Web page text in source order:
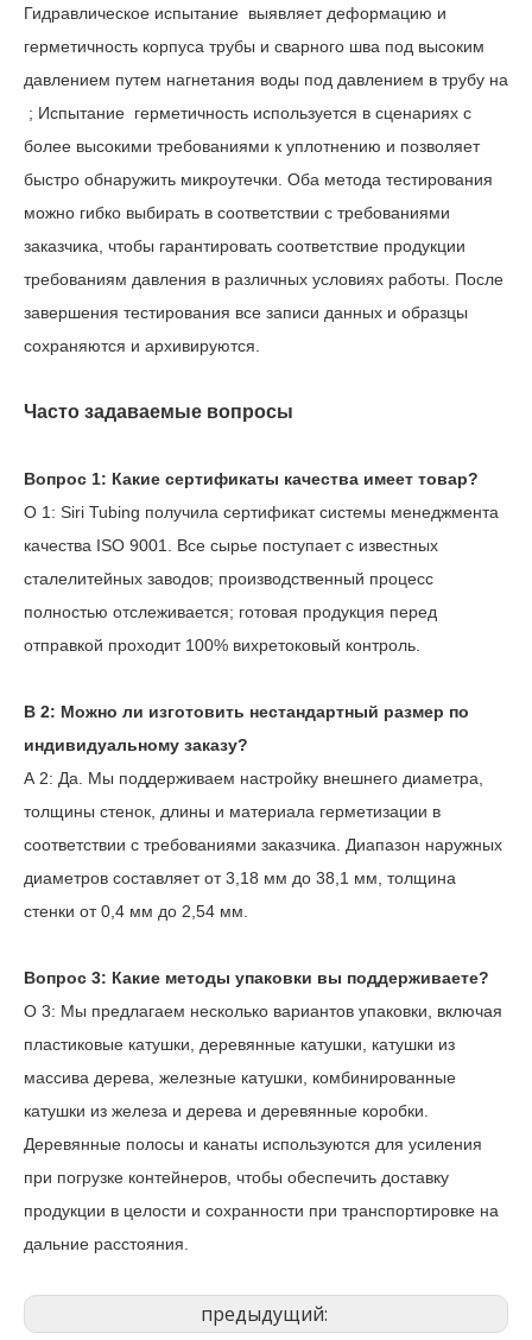
Гидравлическое испытание выявляет деформацию и
герметичность корпуса трубы и сварного шва под высоким
давлением путем нагнетания воды под давлением в трубу на
; Испытание герметичность используется в сценариях с
более высокими требованиями к уплотнению и позволяет
быстро обнаружить микроутечки. Оба метода тестирования
можно гибко выбирать в соответствии с требованиями
заказчика, чтобы гарантировать соответствие продукции
требованиям давления в различных условиях работы. После
завершения тестирования все записи данных и образцы
сохраняются и архивируются.
Часто задаваемые вопросы
Вопрос 1: Какие сертификаты качества имеет товар?
О 1 : Siri Tubing получила сертификат системы менеджмента
качества ISO 9001. Все сырье поступает с известных
сталелитейных заводов; производственный процесс
полностью отслеживается; готовая продукция перед
отправкой проходит 100% вихретоковый контроль.
В 2: Можно ли изготовить нестандартный размер по
индивидуальному заказу?
А 2: Да. Мы поддерживаем настройку внешнего диаметра,
толщины стенок, длины и материала герметизации в
соответствии с требованиями заказчика. Диапазон наружных
диаметров составляет от 3,18 мм до 38,1 мм, толщина
стенки от 0,4 мм до 2,54 мм.
Вопрос 3: Какие методы упаковки вы поддерживаете?
О 3: Мы предлагаем несколько вариантов упаковки, включая
пластиковые катушки, деревянные катушки, катушки из
массива дерева, железные катушки, комбинированные
катушки из железа и дерева и деревянные коробки.
Деревянные полосы и канаты используются для усиления
при погрузке контейнеров, чтобы обеспечить доставку
продукции в целости и сохранности при транспортировке на
дальние расстояния.
предыдущий: